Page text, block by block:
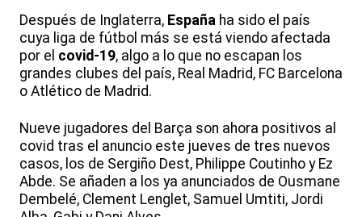
Después de Inglaterra, España ha sido el país
cuya liga de fútbol más se está viendo afectada
por el covid-19, algo a lo que no escapan los
grandes clubes del país, Real Madrid, FC Barcelona
o Atlético de Madrid.
Nueve jugadores del Barça son ahora positivos al
covid tras el anuncio este jueves de tres nuevos
casos, los de Sergiño Dest, Philippe Coutinho y Ez
Abde. Se añaden a los ya anunciados de Ousmane
Dembelé, Clement Lenglet, Samuel Umtiti, Jordi